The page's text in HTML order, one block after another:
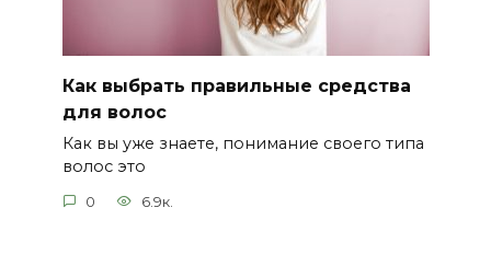
Как выбрать правильные средства
для волос
Как вы уже знаете, понимание своего типа
волос это
0 6.9к.